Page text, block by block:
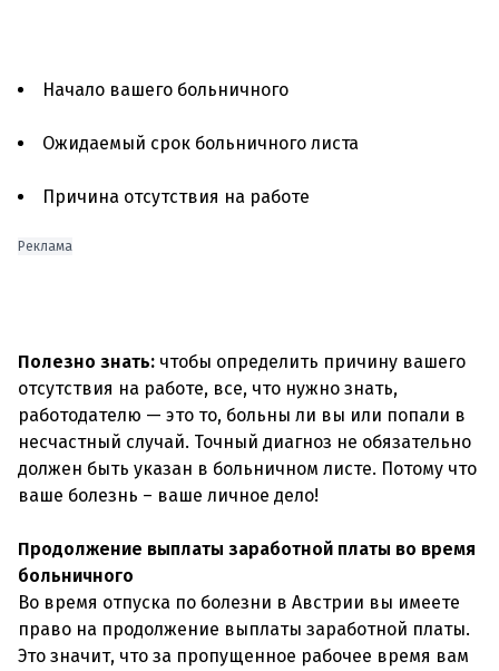
Начало вашего больничного
Ожидаемый срок больничного листа
Причина отсутствия на работе
Реклама
Полезно знать: чтобы определить причину вашего
отсутствия на работе, все, что нужно знать,
работодателю — это то, больны ли вы или попали в
несчастный случай. Точный диагноз не обязательно
должен быть указан в больничном листе. Потому что
ваше болезнь – ваше личное дело!
Продолжение выплаты заработной платы во время
больничного
Во время отпуска по болезни в Австрии вы имеете
право на продолжение выплаты заработной платы.
Это значит, что за пропущенное рабочее время вам